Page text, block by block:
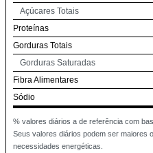
Açúcares Totais
Proteínas
Gorduras Totais
Gorduras Saturadas
Fibra Alimentares
Sódio
% valores diários a de referência com
Seus valores diários podem ser maiores
necessidades energéticas.